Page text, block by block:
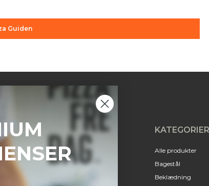
Guiden
KATEGORIER
Alle produkter
Bagestål
Beklædning